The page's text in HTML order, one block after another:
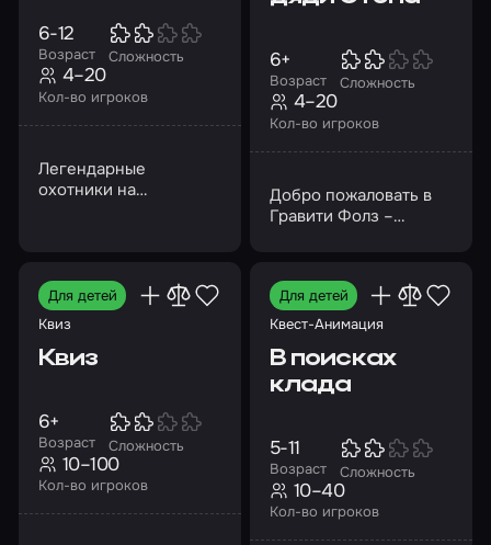
Возраст
6-12
Сложность
Кол-во игроков
4–20
Легендарные
охотники на
Возраст
6+
Сложность
Кол-во игроков
4–20
Добро пожаловать в
Гравити Фолз –
Для детей
Квиз
Квиз
Возраст
6+
Сложность
Кол-во игроков
10–100
Для детей
Квест-Анимация
В поисках
клада
Возраст
5-11
Сложность
Кол-во игроков
10–40